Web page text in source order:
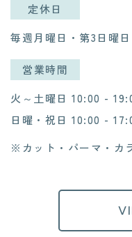
定休日
毎週月曜日・第3日曜日
営業時間
火～土曜日 10:00 -
日曜・祝日 10:00 -
※カット・パーマ・カ